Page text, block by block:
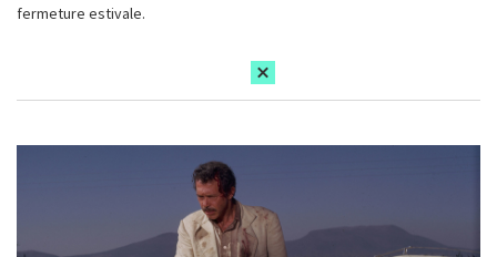
fermeture estivale.